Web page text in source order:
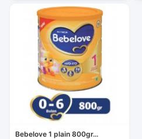
Bebelove 1 plain 800gr...